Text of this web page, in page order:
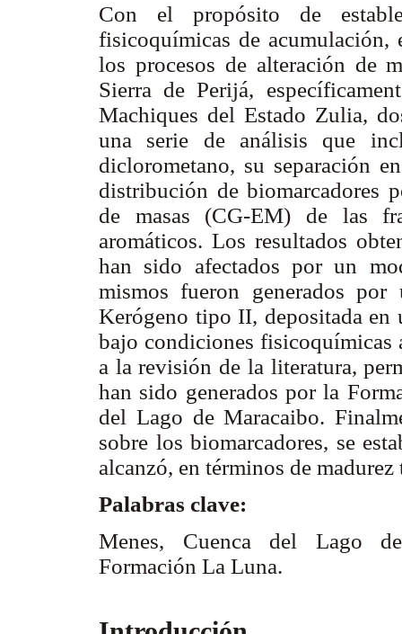
Con el propósito de
fisicoquímicas de
los procesos de alteración de
Sierra de Perijá,
Machiques del Estado Zulia,
una serie de análisis que
diclorometano, su separación
distribución de biomarcadores
de masas (CG-EM) de las
aromáticos. Los resultados
han sido afectados por un
mismos fueron generados
Kerógeno tipo II, depositada en
bajo condiciones fisicoquímicas
a la revisión de la literatura,
han sido generados por la
del Lago de Maracaibo.
sobre los biomarcadores, se
alcanzó, en términos de
Palabras clave:
Menes, Cuenca del Lago
Formación La Luna.